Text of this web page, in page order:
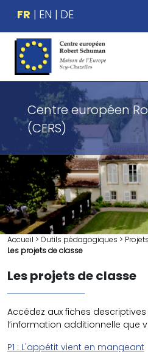
FR EN DE
Centre européen
(CERS)
Accueil > Outils pédagogiques >
Les projets de classe
Les projets de classe
Accédez aux fiches
l’information additionnelle que
P1 : L'appétit vient en mangeant